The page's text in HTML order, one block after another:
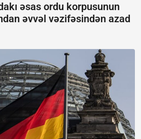
əsas ordu korpusunun
əvvəl vəzifəsindən azad